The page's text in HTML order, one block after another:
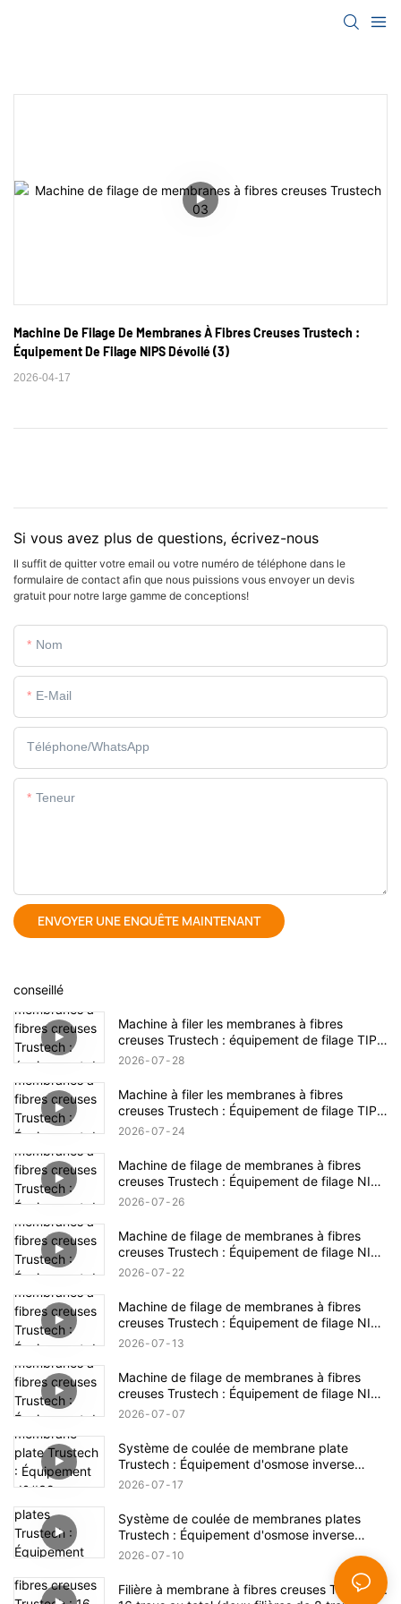
Machine De Filage De Membranes À Fibres Creuses Trustech :
Équipement De Filage NIPS Dévoilé (3)
2026-04-17
Si vous avez plus de questions, écrivez-nous
Il suffit de quitter votre email ou votre numéro de téléphone dans le
formulaire de contact afin que nous puissions vous envoyer un devis
gratuit pour notre large gamme de conceptions!
Nom
E-Mail
Téléphone/WhatsApp
Teneur
ENVOYER UNE ENQUÊTE MAINTENANT
conseillé
Machine à filer les membranes à fibres
creuses Trustech : équipement de filage TIPS
dévoilé (17)
2026 07 28
Machine à filer les membranes à fibres
creuses Trustech : Équipement de filage TIPS
dévoilé (16)
2026 07 24
Machine de filage de membranes à fibres
creuses Trustech : Équipement de filage NIPS
dévoilé (18)
2026 07 26
Machine de filage de membranes à fibres
creuses Trustech : Équipement de filage NIPS
dévoilé (17)
2026 07 22
Machine de filage de membranes à fibres
creuses Trustech : Équipement de filage NIPS
dévoilé (16)
2026 07 13
Machine de filage de membranes à fibres
creuses Trustech : Équipement de filage NIPS
dévoilé (15)
2026 07 07
Système de coulée de membrane plate
Trustech : Équipement d'osmose inverse
dévoilé (XIV)
2026 07 17
Système de coulée de membranes plates
Trustech : Équipement d'osmose inverse
dévoilé (XIII)
2026 07 10
Filière à membrane à fibres creuses Trustech :